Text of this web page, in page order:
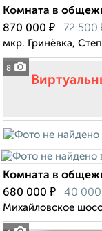
8
Комната в
870 000 ₽ 72 500
мкр. Гринёвка,
Комната в
680 000 ₽ 40 000
Михайловское